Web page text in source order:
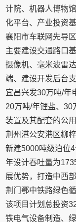
计院、机器人博物
化平台、产业投资
襄阳市车联网先导
主要建设交通路口
摄像机、毫米波雷
端、建设开发后台
宜昌兴发30万吨/年
20万吨/年锂盐、30
装置及其配套的公用
荆州港公安港区柳
新建5000吨级泊位
年设计吞吐量为
展优势，打造中西
荆门鄂中铁路绿色
该项目计划总投资
铁电气设备制造、